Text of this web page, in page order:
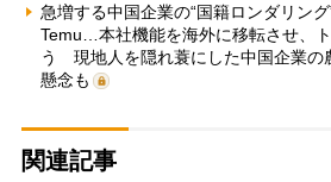
急増する中国企業の“国籍ロンダリン
Temu…本社機能を海外に移転させ、
う 現地人を隠れ蓑にした中国企業の
懸念も
関連記事